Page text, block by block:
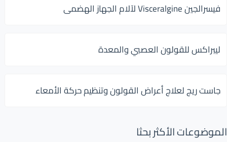
فيسرالجين Visceralgine لآلام الجهاز الهضمى
ليبراكس للقولون العصبي والمعدة
جاست ريج لعلاج أعراض القولون وتنظيم حركة الأمعاء
الموضوعات الأكثر بحثا